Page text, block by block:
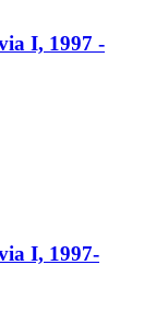
I, 1997 -
I, 1997-